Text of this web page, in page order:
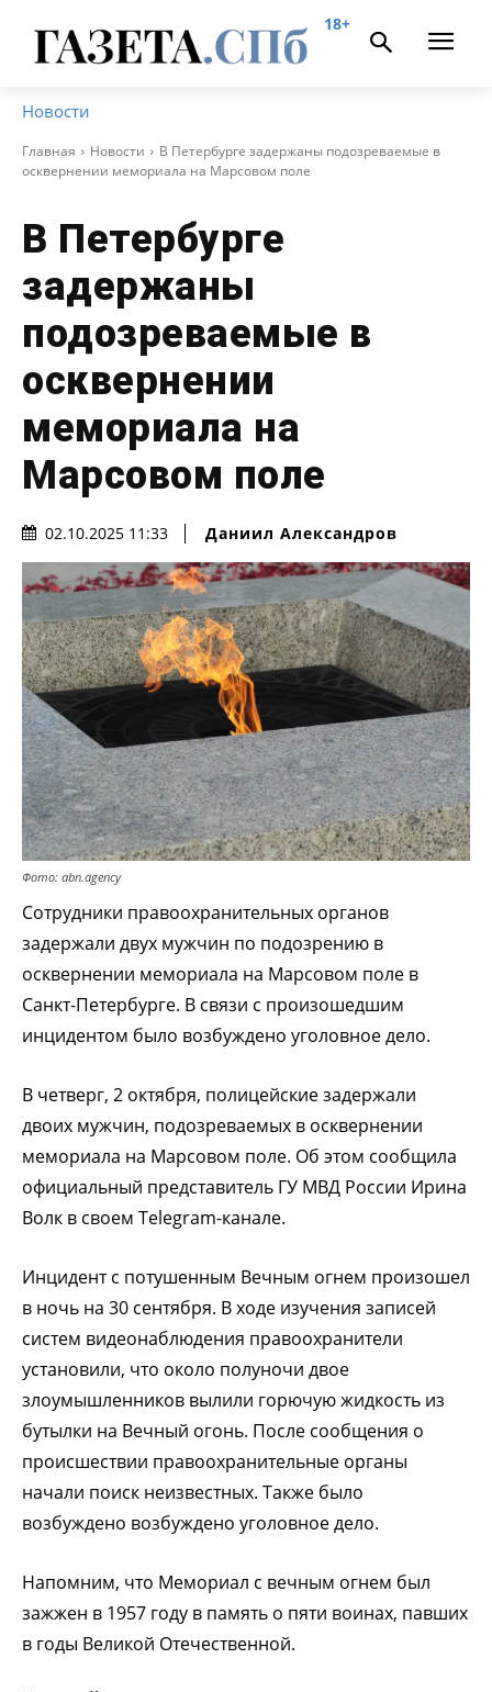
18+
Новости
Главная Новости
В Петербурге задержаны подозреваемые в
осквернении мемориала на Марсовом поле
В Петербурге
задержаны
подозреваемые в
осквернении
мемориала на
Марсовом поле
02.10.2025 11:33 Даниил Александров
Фото: abn.agency
Сотрудники правоохранительных органов
задержали двух мужчин по подозрению в
осквернении мемориала на Марсовом поле в
Санкт-Петербурге. В связи с произошедшим
инцидентом было возбуждено уголовное дело.
В четверг, 2 октября, полицейские задержали
двоих мужчин, подозреваемых в осквернении
мемориала на Марсовом поле. Об этом сообщила
официальный представитель ГУ МВД России Ирина
Волк в своем Telegram-канале.
Инцидент с потушенным Вечным огнем произошел
в ночь на 30 сентября. В ходе изучения записей
систем видеонаблюдения правоохранители
установили, что около полуночи двое
злоумышленников вылили горючую жидкость из
бутылки на Вечный огонь. После сообщения о
происшествии правоохранительные органы
начали поиск неизвестных. Также было
возбуждено возбуждено уголовное дело.
Напомним, что Мемориал с вечным огнем был
зажжен в 1957 году в память о пяти воинах, павших
в годы Великой Отечественной.